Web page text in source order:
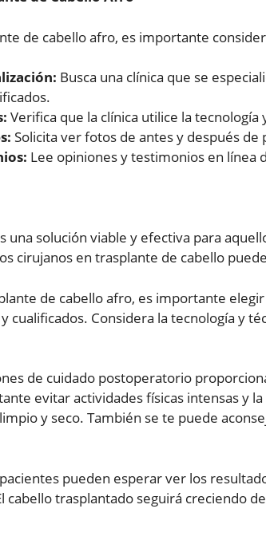
de cabello afro, es importante
Busca una clínica que se
Verifica que la clínica utilice la
Solicita ver fotos de antes y después
Lee opiniones y testimonios en línea
una solución viable y efectiva para
cirujanos en trasplante de cabello
de cabello afro, es importante
cualificados. Considera la tecnología y
de cuidado postoperatorio
evitar actividades físicas intensas y
y seco. También se te puede
pueden esperar ver los
cabello trasplantado seguirá creciendo